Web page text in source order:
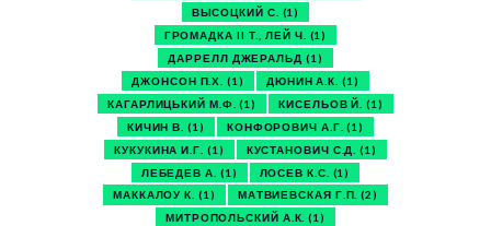
ВЫСОЦКИЙ С. (1)
ГРОМАДКА II Т., ЛЕЙ Ч. (1)
ДАРРЕЛЛ ДЖЕРАЛЬД (1)
ДЖОНСОН П.Х. (1) ДЮНИН А.К. (1)
КАГАРЛИЦЬКИЙ М.Ф. (1) КИСЕЛЬОВ Й. (1)
КИЧИН В. (1) КОНФОРОВИЧ А.Г. (1)
КУКУКИНА И.Г. (1) КУСТАНОВИЧ С.Д. (1)
ЛЕБЕДЕВ А. (1) ЛОСЕВ К.С. (1)
МАККАЛОУ К. (1) МАТВИЕВСКАЯ Г.П. (2)
МИТРОПОЛЬСКИЙ А.К. (1)